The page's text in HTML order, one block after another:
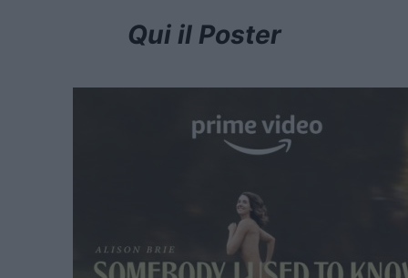
Qui il Poster